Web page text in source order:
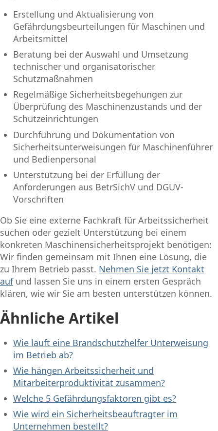
Erstellung und Aktualisierung von
Gefährdungsbeurteilungen für Maschinen und
Arbeitsmittel
Beratung bei der Auswahl und Umsetzung
technischer und organisatorischer
Schutzmaßnahmen
Regelmäßige Sicherheitsbegehungen zur
Überprüfung des Maschinenzustands und der
Schutzeinrichtungen
Durchführung und Dokumentation von
Sicherheitsunterweisungen für Maschinenführer
und Bedienpersonal
Unterstützung bei der Erfüllung der
Anforderungen aus BetrSichV und DGUV-
Vorschriften
Ob Sie eine externe Fachkraft für Arbeitssicherheit
suchen oder gezielt Unterstützung bei einem
konkreten Maschinensicherheitsprojekt benötigen:
Wir finden gemeinsam mit Ihnen eine Lösung, die
zu Ihrem Betrieb passt. Nehmen Sie jetzt Kontakt
aufund lassen Sie uns in einem ersten Gespräch
klären, wie wir Sie am besten unterstützen können.
Ähnliche Artikel
Wie läuft eine Brandschutzhelfer Unterweisung
im Betrieb ab?
Wie hängen Arbeitssicherheit und
Mitarbeiterproduktivität zusammen?
Welche 5 Gefährdungsfaktoren gibt es?
Wie wird ein Sicherheitsbeauftragter im
Unternehmen bestellt?